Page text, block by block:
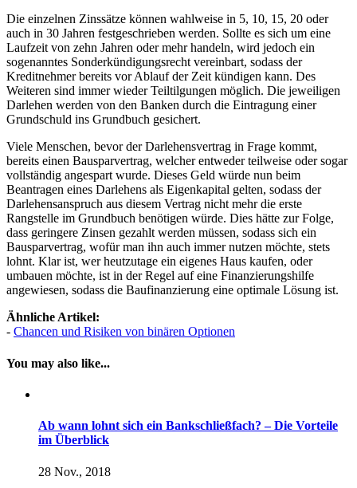
Die einzelnen Zinssätze können wahlweise in 5, 10, 15, 20 oder
auch in 30 Jahren festgeschrieben werden. Sollte es sich um eine
Laufzeit von zehn Jahren oder mehr handeln, wird jedoch ein
sogenanntes Sonderkündigungsrecht vereinbart, sodass der
Kreditnehmer bereits vor Ablauf der Zeit kündigen kann. Des
Weiteren sind immer wieder Teiltilgungen möglich. Die jeweiligen
Darlehen werden von den Banken durch die Eintragung einer
Grundschuld ins Grundbuch gesichert.
Viele Menschen, bevor der Darlehensvertrag in Frage kommt,
bereits einen Bausparvertrag, welcher entweder teilweise oder sogar
vollständig angespart wurde. Dieses Geld würde nun beim
Beantragen eines Darlehens als Eigenkapital gelten, sodass der
Darlehensanspruch aus diesem Vertrag nicht mehr die erste
Rangstelle im Grundbuch benötigen würde. Dies hätte zur Folge,
dass geringere Zinsen gezahlt werden müssen, sodass sich ein
Bausparvertrag, wofür man ihn auch immer nutzen möchte, stets
lohnt. Klar ist, wer heutzutage ein eigenes Haus kaufen, oder
umbauen möchte, ist in der Regel auf eine Finanzierungshilfe
angewiesen, sodass die Baufinanzierung eine optimale Lösung ist.
Ähnliche Artikel:
- Chancen und Risiken von binären Optionen
You may also like...
Ab wann lohnt sich ein Bankschließfach? – Die Vorteile
im Überblick
28 Nov., 2018